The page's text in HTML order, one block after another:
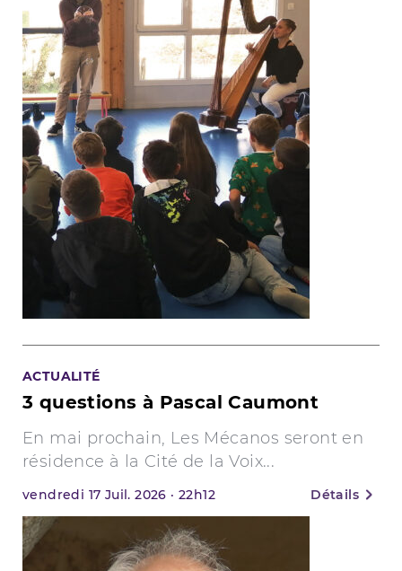
ACTUALITÉ
3 questions à Pascal Caumont
En mai prochain, Les Mécanos seront en
résidence à la Cité de la Voix...
vendredi 17 Juil. 2026 ·22h12 Détails